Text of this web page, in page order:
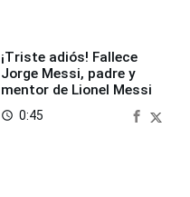
¡Triste adiós! Fallece
Jorge Messi, padre y
mentor de Lionel Messi
access_time 0:45